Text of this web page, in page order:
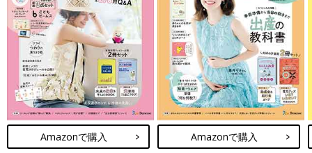
Amazonで購入 Amazonで購入